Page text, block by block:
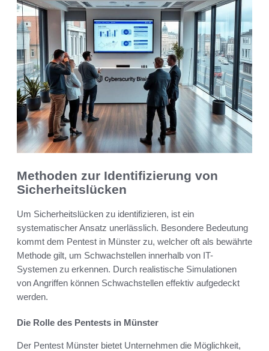
Methoden zur Identifizierung von
Sicherheitslücken
Um Sicherheitslücken zu identifizieren, ist ein
systematischer Ansatz unerlässlich. Besondere Bedeutung
kommt dem Pentest in Münster zu, welcher oft als bewährte
Methode gilt, um Schwachstellen innerhalb von IT-
Systemen zu erkennen. Durch realistische Simulationen
von Angriffen können Schwachstellen effektiv aufgedeckt
werden.
Die Rolle des Pentests in Münster
Der Pentest Münster bietet Unternehmen die Möglichkeit,